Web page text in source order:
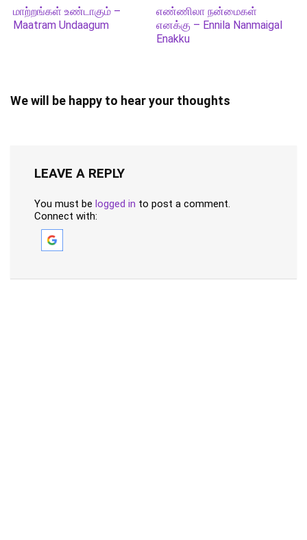
மாற்றங்கள் உண்டாகும் –
Maatram Undaagum
எண்ணிலா நன்மைகள்
எனக்கு – Ennila Nanmaigal
Enakku
We will be happy to hear your thoughts
LEAVE A REPLY
You must be logged in to post a comment.
Connect with: